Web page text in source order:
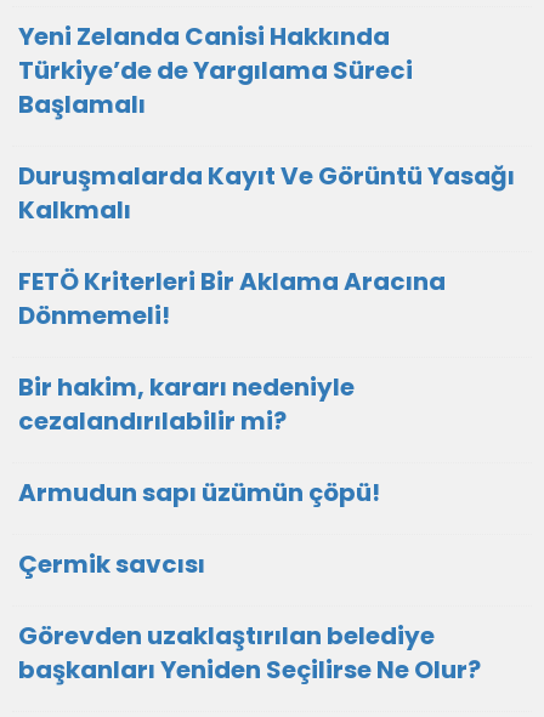
Yeni Zelanda Canisi Hakkında
Türkiye’de de Yargılama Süreci
Başlamalı
Duruşmalarda Kayıt Ve Görüntü Yasağı
Kalkmalı
FETÖ Kriterleri Bir Aklama Aracına
Dönmemeli!
Bir hakim, kararı nedeniyle
cezalandırılabilir mi?
Armudun sapı üzümün çöpü!
Çermik savcısı
Görevden uzaklaştırılan belediye
başkanları Yeniden Seçilirse Ne Olur?